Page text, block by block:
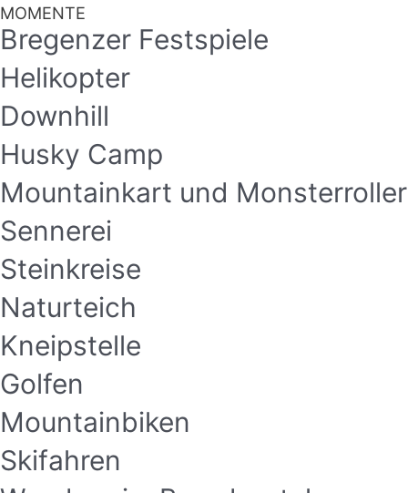
MOMENTE
Bregenzer Festspiele
Helikopter
Downhill
Husky Camp
Mountainkart und Monsterroller
Sennerei
Steinkreise
Naturteich
Kneipstelle
Golfen
Mountainbiken
Skifahren